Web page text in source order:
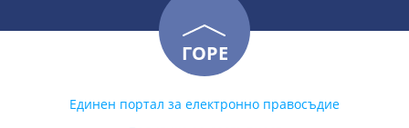
ГОРЕ
Единен портал за електронно правосъдие